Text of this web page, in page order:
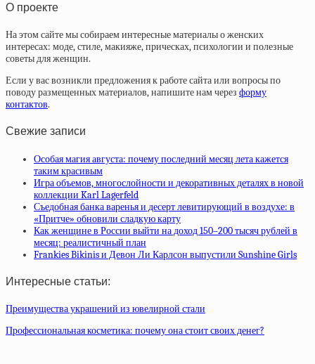
О проекте
На этом сайте мы собираем интересные материалы о женских
интересах: моде, стиле, макияже, прическах, психологии и полезные
советы для женщин.
Если у вас возникли предложения к работе сайта или вопросы по
поводу размещенных материалов, напишите нам через форму
контактов.
Свежие записи
Особая магия августа: почему последний месяц лета кажется
таким красивым
Игра объемов, многослойности и декоративных деталях в новой
коллекции Karl Lagerfeld
Съедобная банка варенья и десерт левитирующий в воздухе: в
«Притче» обновили сладкую карту
Как женщине в России выйти на доход 150–200 тысяч рублей в
месяц: реалистичный план
Frankies Bikinis и Девон Ли Карлсон выпустили Sunshine Girls
Интересные статьи:
Преимущества украшений из ювелирной стали
Профессиональная косметика: почему она стоит своих денег?